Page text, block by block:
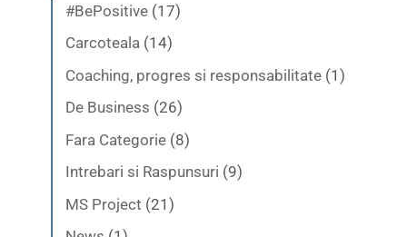
#BePositive(17)
Carcoteala(14)
Coaching, progres si responsabilitate(1)
De Business (26)
Fara Categorie(8)
Intrebari si Raspunsuri (9)
MS Project (21)